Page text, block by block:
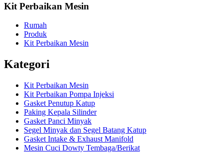
Kit Perbaikan Mesin
Rumah
Produk
Kit Perbaikan Mesin
Kategori
Kit Perbaikan Mesin
Kit Perbaikan Pompa Injeksi
Gasket Penutup Katup
Paking Kepala Silinder
Gasket Panci Minyak
Segel Minyak dan Segel Batang Katup
Gasket Intake & Exhaust Manifold
Mesin Cuci Dowty Tembaga/Berikat